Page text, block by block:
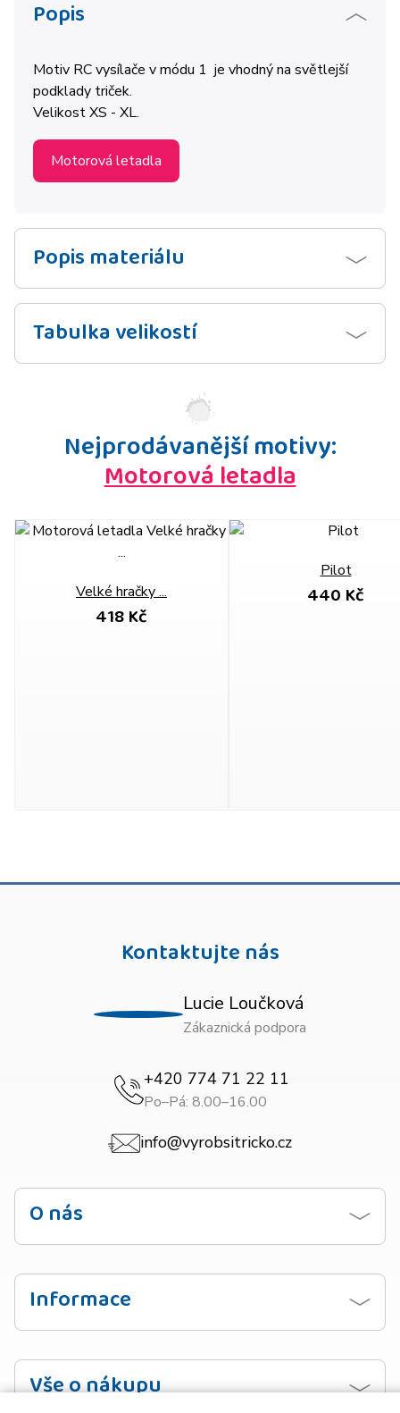
Popis
Motiv RC vysílače v módu 1 je vhodný na světlejší
podklady triček.
Velikost XS - XL.
Motorová letadla
Popis materiálu
Tabulka velikostí
Nejprodávanější motivy:
Motorová letadla
Velké hračky ...
418 Kč
Pilot
440 Kč
Kontaktujte nás
Lucie Loučková
Zákaznická podpora
+420 774 71 22 11
Po–Pá: 8.00–16.00
info@vyrobsitricko.cz
O nás
Kontaktujte nás
Zásady ochrany osobních údajů
Informace
Návod na praní
Vše o nákupu